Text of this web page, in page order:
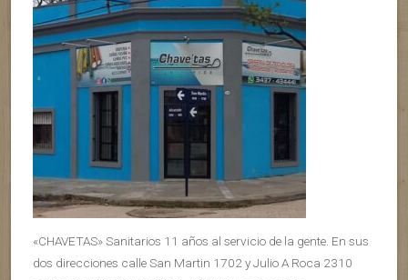
«CHAVETAS» Sanitarios 11 años al servicio de la gente. En sus
dos direcciones calle San Martin 1702 y Julio A Roca 2310